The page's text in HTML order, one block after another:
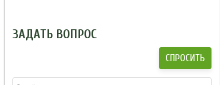
ЗАДАТЬ ВОПРОС